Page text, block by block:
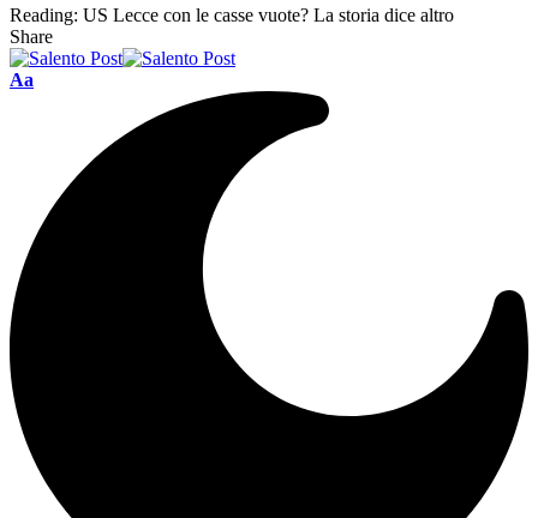
Reading: US Lecce con le casse vuote? La storia dice altro
Share
Aa